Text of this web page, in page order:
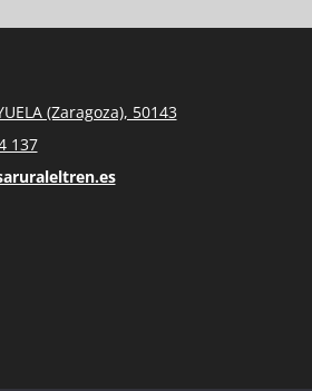
(Zaragoza), 50143
137